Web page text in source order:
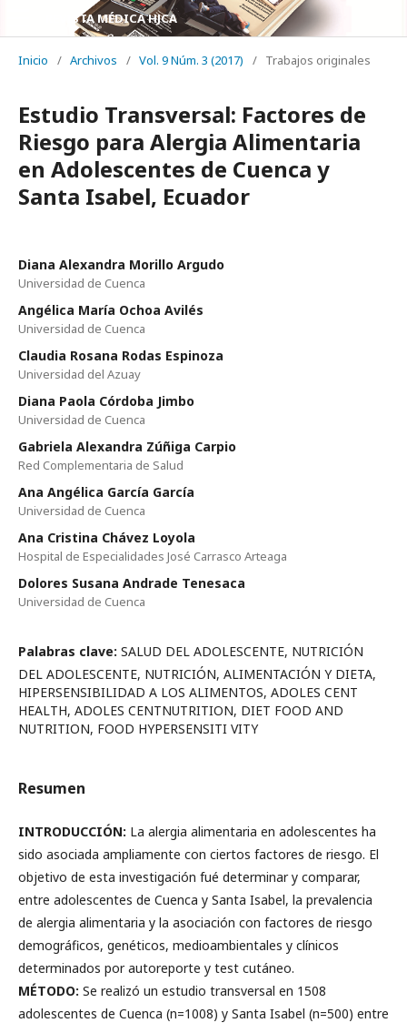
REVISTA MÉDICA HJCA
Inicio / Archivos / Vol. 9 Núm. 3 (2017) / Trabajos originales
Estudio Transversal: Factores de
Riesgo para Alergia Alimentaria
en Adolescentes de Cuenca y
Santa Isabel, Ecuador
Diana Alexandra Morillo Argudo
Universidad de Cuenca
Angélica María Ochoa Avilés
Universidad de Cuenca
Claudia Rosana Rodas Espinoza
Universidad del Azuay
Diana Paola Córdoba Jimbo
Universidad de Cuenca
Gabriela Alexandra Zúñiga Carpio
Red Complementaria de Salud
Ana Angélica García García
Universidad de Cuenca
Ana Cristina Chávez Loyola
Hospital de Especialidades José Carrasco Arteaga
Dolores Susana Andrade Tenesaca
Universidad de Cuenca
Palabras clave: SALUD DEL ADOLESCENTE, NUTRICIÓN
DEL ADOLESCENTE, NUTRICIÓN, ALIMENTACIÓN Y DIETA,
HIPERSENSIBILIDAD A LOS ALIMENTOS, ADOLES CENT
HEALTH, ADOLES CENTNUTRITION, DIET FOOD AND
NUTRITION, FOOD HYPERSENSITI VITY
Resumen
INTRODUCCIÓN: La alergia alimentaria en adolescentes ha
sido asociada ampliamente con ciertos factores de riesgo. El
objetivo de esta investigación fué determinar y comparar,
entre adolescentes de Cuenca y Santa Isabel, la prevalencia
de alergia alimentaria y la asociación con factores de riesgo
demográficos, genéticos, medioambientales y clínicos
determinados por autoreporte y test cutáneo.
MÉTODO: Se realizó un estudio transversal en 1508
adolescentes de Cuenca (n=1008) y Santa Isabel (n=500) entre